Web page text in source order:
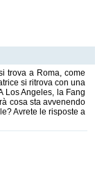
trova a Roma, come
si ritrova con una
Los Angeles, la Fang
cosa sta avvenendo
Avrete le risposte a